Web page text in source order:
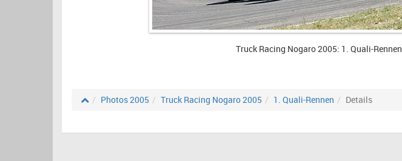
Truck Racing Nogaro 2005: 1. Quali-Rennen
Photos 2005 Truck Racing Nogaro 2005 1. Quali-Rennen Details